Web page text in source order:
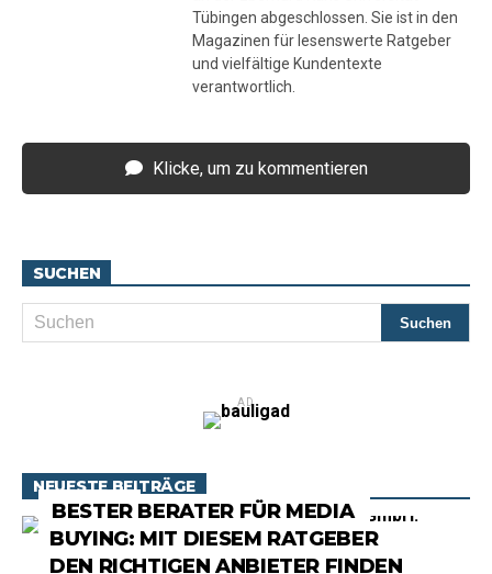
Tübingen abgeschlossen. Sie ist in den
Magazinen für lesenswerte Ratgeber
und vielfältige Kundentexte
verantwortlich.
Klicke, um zu kommentieren
SUCHEN
AD
NEUESTE BEITRÄGE
BESTER BERATER FÜR MEDIA
BUYING: MIT DIESEM RATGEBER
DEN RICHTIGEN ANBIETER FINDEN